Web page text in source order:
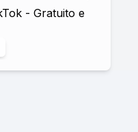
- Gratuito e